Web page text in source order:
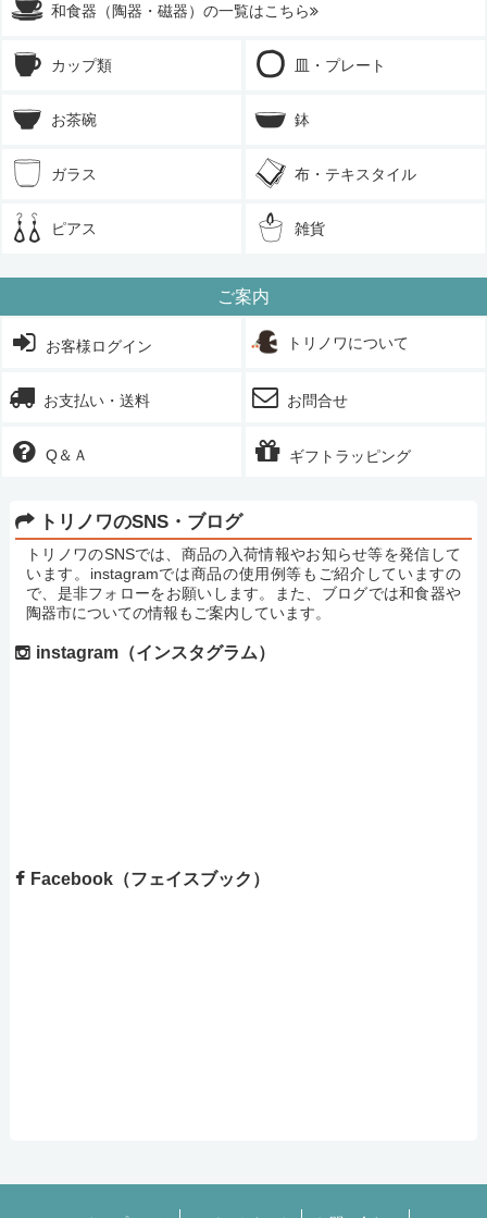
和食器（陶器・磁器）の一覧はこちら
カップ類 皿・プレート
お茶碗 鉢
ガラス 布・テキスタイル
ピアス 雑貨
ご案内
お客様ログイン トリノワについて
お支払い・送料 お問合せ
Q＆Ａ ギフトラッピング
トリノワのSNS・ブログ
トリノワのSNSでは、商品の入荷情報やお知らせ等を発信して
います。instagramでは商品の使用例等もご紹介していますの
で、是非フォローをお願いします。また、ブログでは和食器や
陶器市についての情報もご案内しています。
instagram（インスタグラム）
Facebook（フェイスブック）